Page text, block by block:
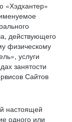
«Хэдхантер»
действующего
физическому
услуги
занятости
Сайтов
настоящей
одного или